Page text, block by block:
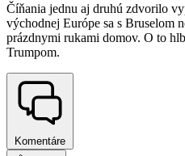
Číňania jednu aj druhú zdvorilo
východnej Európe sa s Bruselom
prázdnymi rukami domov. O to
Trumpom.
Komentáre